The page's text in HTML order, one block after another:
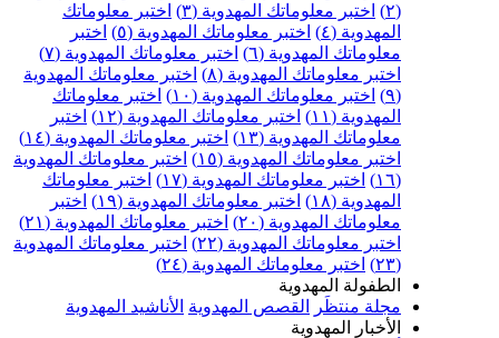
(٢)
اختبر معلوماتك المهدوية (٣)
اختبر معلوماتك
المهدوية (٤)
اختبر معلوماتك المهدوية (٥)
اختبر
معلوماتك المهدوية (٦)
اختبر معلوماتك المهدوية (٧)
اختبر معلوماتك المهدوية (٨)
اختبر معلوماتك المهدوية
(٩)
اختبر معلوماتك المهدوية (١٠)
اختبر معلوماتك
المهدوية (١١)
اختبر معلوماتك المهدوية (١٢)
اختبر
معلوماتك المهدوية (١٣)
اختبر معلوماتك المهدوية (١٤)
اختبر معلوماتك المهدوية (١٥)
اختبر معلوماتك المهدوية
(١٦)
اختبر معلوماتك المهدوية (١٧)
اختبر معلوماتك
المهدوية (١٨)
اختبر معلوماتك المهدوية (١٩)
اختبر
معلوماتك المهدوية (٢٠)
اختبر معلوماتك المهدوية (٢١)
اختبر معلوماتك المهدوية (٢٢)
اختبر معلوماتك المهدوية
(٢٣)
اختبر معلوماتك المهدوية (٢٤)
الطفولة المهدوية
مجلة منتظَر
القصص المهدوية الأناشيد المهدوية
الأخبار المهدوية